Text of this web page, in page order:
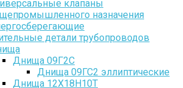
клапаны
назначения
детали трубопроводов
Днища 09Г2С
Днища 09ГС2 эллиптические
Днища 12Х18Н10Т